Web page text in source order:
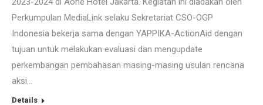
Perkumpulan MediaLink selaku Sekretariat CSO-OGP
Indonesia bekerja sama dengan YAPPIKA-ActionAid dengan
tujuan untuk melakukan evaluasi dan mengupdate
perkembangan pembahasan masing-masing usulan rencana
aksi…
Details